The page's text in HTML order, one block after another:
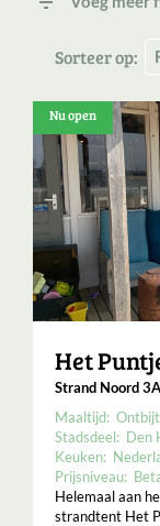
Sorteer op:
Nu open
Het
Strand Noord
Maaltijd: Ontbijt
Stadsdeel: Den
Keuken:
Prijsniveau:
Helemaal aan
strandtent Het